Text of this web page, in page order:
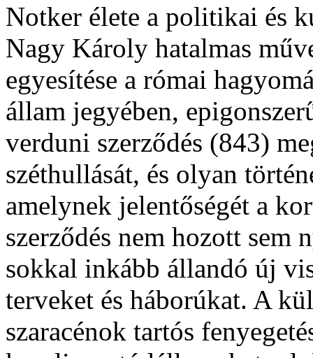
Notker élete a politikai és
Nagy Károly hatalmas
egyesítése a római
állam jegyében,
verduni szerződés (843)
széthullását, és olyan
amelynek jelentőségét a
szerződés nem hozott sem
sokkal inkább állandó új
terveket és háborúkat. A
szaracénok tartós